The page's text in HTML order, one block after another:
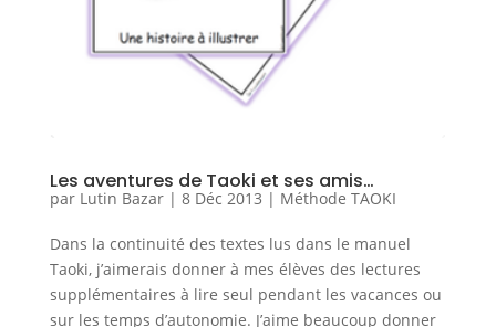
Les aventures de Taoki et ses amis…
par Lutin Bazar| 8 Déc 2013 | Méthode TAOKI
Dans la continuité des textes lus dans le manuel
Taoki, j’aimerais donner à mes élèves des lectures
supplémentaires à lire seul pendant les vacances ou
sur les temps d’autonomie. J’aime beaucoup donner